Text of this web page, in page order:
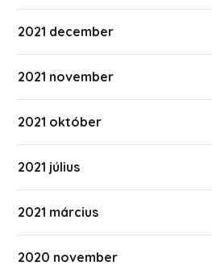
2021 december
2021 november
2021 október
2021 július
2021 március
2020 november